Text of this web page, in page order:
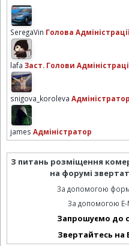
SeregaVin Голова
lafa Заст. Голови
snigova_koroleva Адміністратор
james Адміністратор
З питань розміщення
на форумі
За допомогою
За допомогою E-
Запрошуємо до
Звертайтесь на